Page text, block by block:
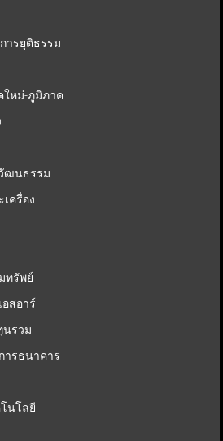
ารยุติธรรม
ใหม่-ภูมิภาค
ฒนธรรม
เครื่อง
ทรัพย์
สอาร์
นรวม
ารธนาคาร
นโลยี